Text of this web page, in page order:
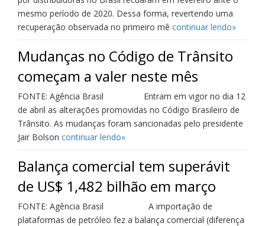
mesmo período de 2020. Dessa forma, revertendo uma
recuperação observada no primeiro mê continuar lendo»
Mudanças no Código de Trânsito
começam a valer neste mês
FONTE: Agência Brasil Entram em vigor no dia 12
de abril as alterações promovidas no Código Brasileiro de
Trânsito. As mudanças foram sancionadas pelo presidente
Jair Bolson continuar lendo»
Balança comercial tem superávit
de US$ 1,482 bilhão em março
FONTE: Agência Brasil A importação de
plataformas de petróleo fez a balança comercial (diferença